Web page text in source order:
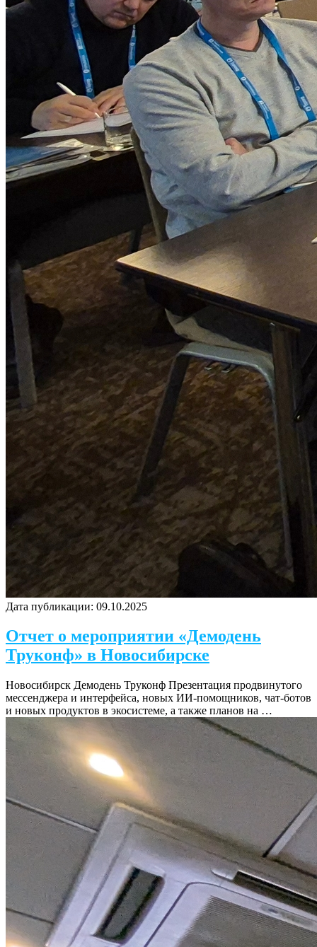
Дата публикации: 09.10.2025
Отчет о мероприятии «Демодень
Труконф» в Новосибирске
Новосибирск Демодень Труконф Презентация продвинутого
мессенджера и интерфейса, новых ИИ-помощников, чат-ботов
и новых продуктов в экосистеме, а также планов на …